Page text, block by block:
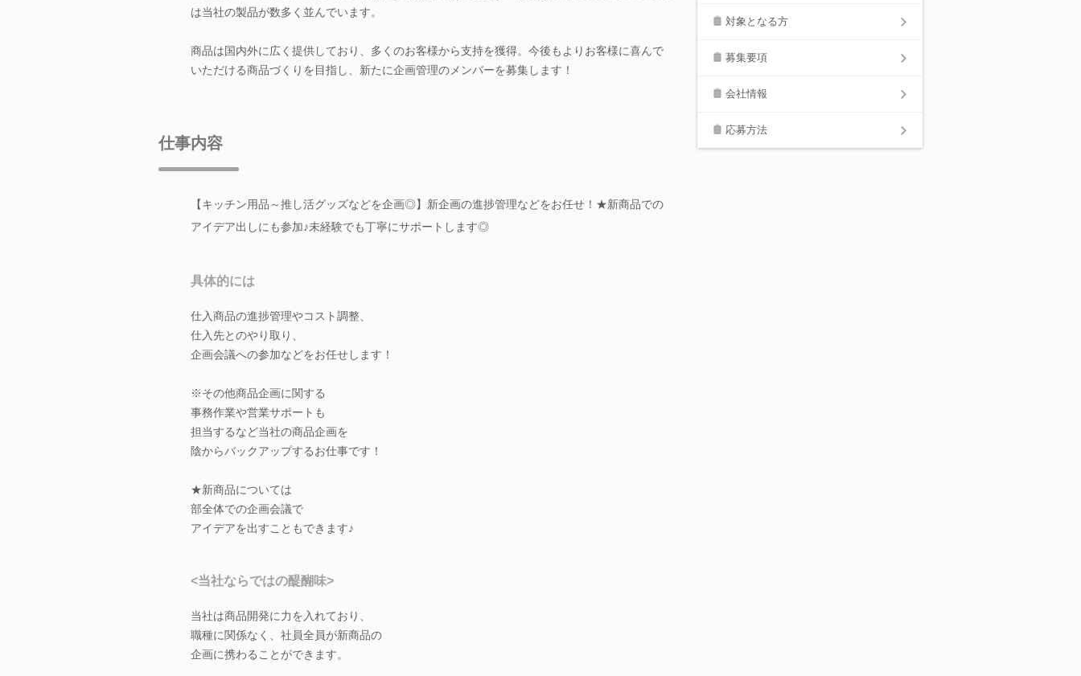
は当社の製品が数多く並んでいます。
商品は国内外に広く提供しており、多くのお客様から支持を獲得。今後もよりお客様に喜んで
いただける商品づくりを目指し、新たに企画管理のメンバーを募集します！
仕事内容
【キッチン用品～推し活グッズなどを企画◎】新企画の進捗管理などをお任せ！★新商品での
アイデア出しにも参加♪未経験でも丁寧にサポートします◎
具体的には
仕入商品の進捗管理やコスト調整、
仕入先とのやり取り、
企画会議への参加などをお任せします！
※その他商品企画に関する
事務作業や営業サポートも
担当するなど当社の商品企画を
陰からバックアップするお仕事です！
★新商品については
部全体での企画会議で
アイデアを出すこともできます♪
<当社ならではの醍醐味>
当社は商品開発に力を入れており、
職種に関係なく、社員全員が新商品の
企画に携わることができます。
対象となる方
募集要項
会社情報
応募方法